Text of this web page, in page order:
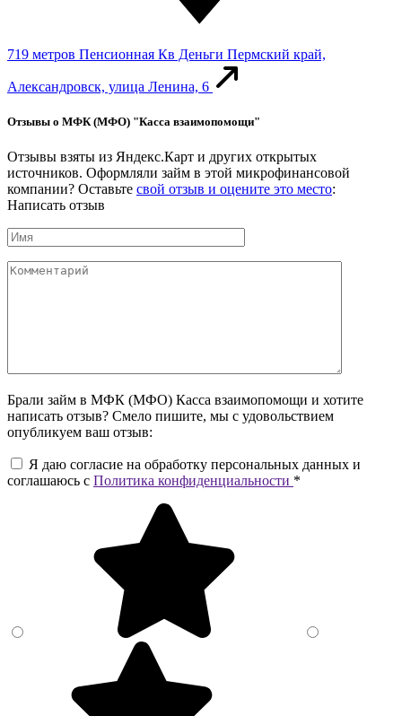
719 метров Пенсионная Кв Деньги Пермский край,
Александровск, улица Ленина, 6
Отзывы о МФК (МФО) "Касса взаимопомощи"
Отзывы взяты из Яндекс.Карт и других открытых
источников. Оформляли займ в этой микрофинансовой
компании? Оставьте свой отзыв и оцените это место:
Написать отзыв
Брали займ в МФК (МФО) Касса взаимопомощи и хотите
написать отзыв? Смело пишите, мы с удовольствием
опубликуем ваш отзыв:
Я даю согласие на обработку персональных данных и
соглашаюсь c Политика конфиденциальности *